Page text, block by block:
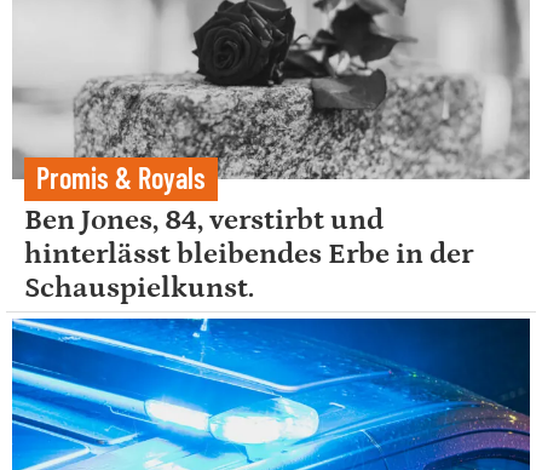
Promis & Royals
Ben Jones, 84, verstirbt und
hinterlässt bleibendes Erbe in der
Schauspielkunst.